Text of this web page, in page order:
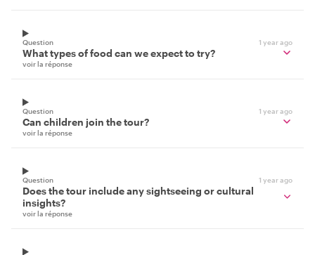
Question 1 year ago
What types of food can we expect to try?
voir la réponse
Question 1 year ago
Can children join the tour?
voir la réponse
Question 1 year ago
Does the tour include any sightseeing or cultural
insights?
voir la réponse